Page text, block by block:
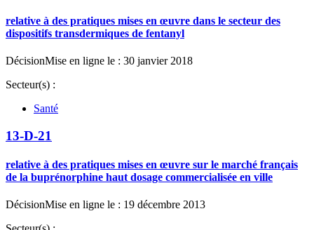
relative à des pratiques mises en œuvre dans le secteur des
dispositifs transdermiques de fentanyl
DécisionMise en ligne le : 30 janvier 2018
Secteur(s) :
Santé
13-D-21
relative à des pratiques mises en œuvre sur le marché français
de la buprénorphine haut dosage commercialisée en ville
DécisionMise en ligne le : 19 décembre 2013